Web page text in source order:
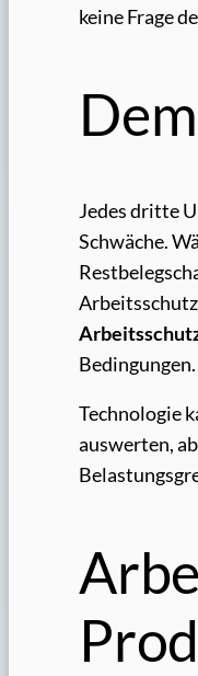
keine Frage
Jedes dritte
Schwäche.
Bedingungen.
Technologie
auswerten,